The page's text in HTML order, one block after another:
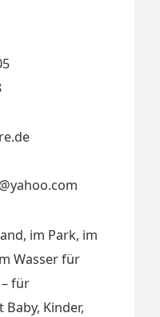
im Park, im
Wasser für
für
Kinder,